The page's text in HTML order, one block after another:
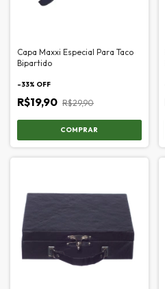
Capa Maxxi Especial Para Taco
Bipartido
-33% OFF
R$19,90 R$29,90